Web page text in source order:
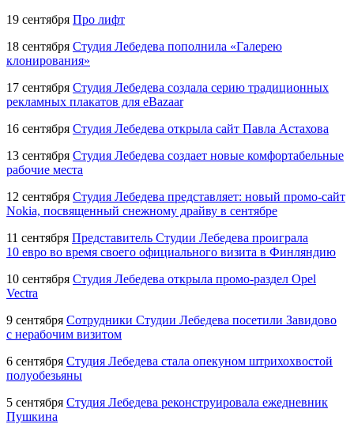
19 сентября Про лифт
18 сентября Студия Лебедева пополнила «Галерею
клонирования»
17 сентября Студия Лебедева создала серию традиционных
рекламных плакатов для eBazaar
16 сентября Студия Лебедева открыла сайт Павла Астахова
13 сентября Студия Лебедева создает новые комфортабельные
рабочие места
12 сентября Студия Лебедева представляет: новый промо-сайт
Nokia, посвященный снежному драйву в сентябре
11 сентября Представитель Студии Лебедева проиграла
10 евро во время своего официального визита в Финляндию
10 сентября Студия Лебедева открыла промо-раздел Opel
Vectra
9 сентября Сотрудники Студии Лебедева посетили Завидово
с нерабочим визитом
6 сентября Студия Лебедева стала опекуном штрихохвостой
полуобезьяны
5 сентября Студия Лебедева реконструировала ежедневник
Пушкина